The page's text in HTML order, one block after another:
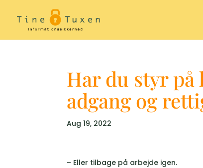
Har du styr på
adgang og
Aug 19, 2022
– Eller tilbage på arbejde igen.